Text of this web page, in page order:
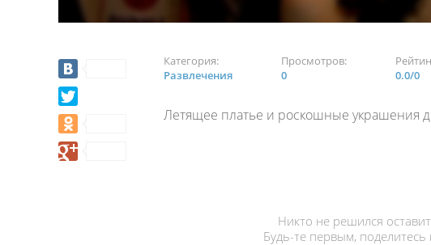
Категория:
Развлечения
Просмотров:
0
0.0/0
Летящее платье и роскошные украшения
Никто не решился
Будь-те первым,